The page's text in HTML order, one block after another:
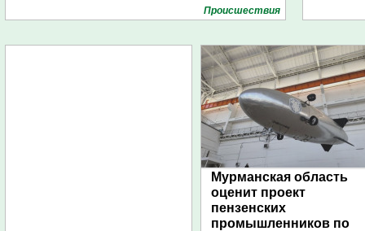
Проиcшествия
Мурманская область
оценит проект
пензенских
промышленников по